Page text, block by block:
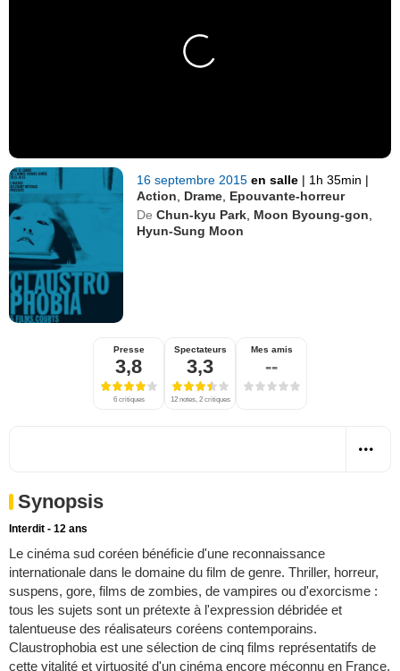
16 septembre 2015en salle | 1h 35min |
Action
Drame Epouvante-horreur
De Chun-kyu Park Moon Byoung-gon
Hyun-Sung Moon
Presse
3,8
6 critiques
Spectateurs
3,3
12 notes, 2 critiques
Mes amis
--
Synopsis
Interdit - 12 ans
Le cinéma sud coréen bénéficie d'une reconnaissance
internationale dans le domaine du film de genre. Thriller, horreur,
suspens, gore, films de zombies, de vampires ou d'exorcisme :
tous les sujets sont un prétexte à l'expression débridée et
talentueuse des réalisateurs coréens contemporains.
Claustrophobia est une sélection de cinq films représentatifs de
cette vitalité et virtuosité d'un cinéma encore méconnu en France.